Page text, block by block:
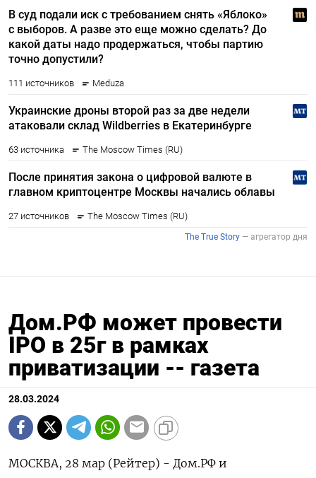
Дом.РФ может провести
IPO в 25г в рамках
приватизации -- газета
28.03.2024
МОСКВА, 28 мар (Рейтер) - Дом.РФ и